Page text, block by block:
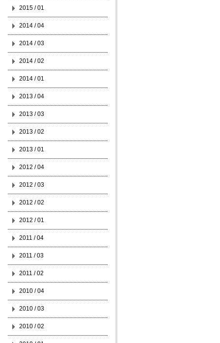
2015 / 01
2014 / 04
2014 / 03
2014 / 02
2014 / 01
2013 / 04
2013 / 03
2013 / 02
2013 / 01
2012 / 04
2012 / 03
2012 / 02
2012 / 01
2011 / 04
2011 / 03
2011 / 02
2010 / 04
2010 / 03
2010 / 02